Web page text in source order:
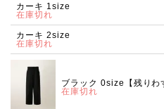
カーキ 1size
在庫切れ
カーキ 2size
在庫切れ
ブラック 0size【残りわ
在庫切れ